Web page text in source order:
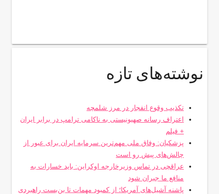
نوشته‌های تازه
تکذیب وقوع انفجار در مرز شلمچه
اعتراف رسانه صهیونیستی به ناکامی ترامپ در برابر ایران
+ فیلم
پزشکیان: وفاق ملی مهم‌ترین سرمایه ایران برای عبور از
چالش‌های پیش رو است
عراقچی در تماس وزیرخارجه اوکراین: باید خسارات به
منافع ما جبران شود
پاشنه آشیل‌های آمریکا؛ از کمبود مهمات تا بن‌بست راهبردی